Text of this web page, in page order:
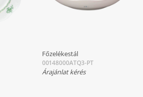
Főzelékestál
00148000ATQ3-PT
Árajánlat kérés